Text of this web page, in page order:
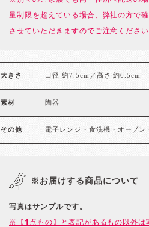
量制限を超えている場合、弊社の方で
させていただきますのでご注意ください
大きさ 口径 約7.5cm／高さ 約6.5cm
素材 陶器
その他 電子レンジ・食洗機・オーブン
※お届けする商品について
写真はサンプルです。
※【1点もの】と表記があるもの以外は